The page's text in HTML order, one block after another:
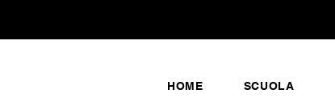
HOME SCUOLA